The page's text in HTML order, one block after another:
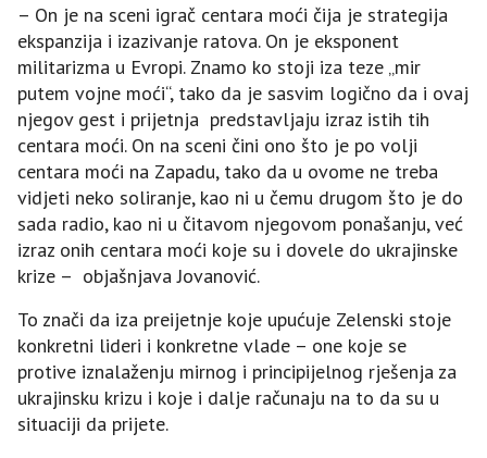
– On je na sceni igrač centara moći čija je strategija
ekspanzija i izazivanje ratova. On je eksponent
militarizma u Evropi. Znamo ko stoji iza teze „mir
putem vojne moći“, tako da je sasvim logično da i ovaj
njegov gest i prijetnja predstavljaju izraz istih tih
centara moći. On na sceni čini ono što je po volji
centara moći na Zapadu, tako da u ovome ne treba
vidjeti neko soliranje, kao ni u čemu drugom što je do
sada radio, kao ni u čitavom njegovom ponašanju, već
izraz onih centara moći koje su i dovele do ukrajinske
krize – objašnjava Јovanović.
To znači da iza preijetnje koje upućuje Zelenski stoje
konkretni lideri i konkretne vlade – one koje se
protive iznalaženju mirnog i principijelnog rješenja za
ukrajinsku krizu i koje i dalje računaju na to da su u
situaciji da prijete.